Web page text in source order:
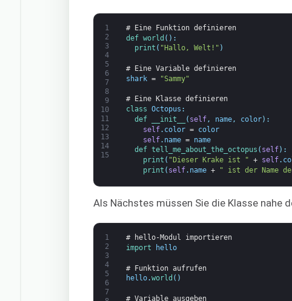
1
2
3
4
5
6
7
8
9
10
11
12
13
14
15
# Eine Funktion definieren
def world ( ) :
print ( "Hallo, Welt!" )
# Eine Variable definieren
shark = "Sammy"
# Eine Klasse definieren
class Octopus :
def
__init__ ( self, name, color) :
self. color = color
self. name = name
def tell_me_about_the_octopus ( self) :
print ( "Dieser Krake ist " + self.
print ( self. name + " ist der Name
Als Nächstes müssen Sie die Klasse nahe
1
2
3
4
5
6
7
# hello-Modul importieren
import
hello
# Funktion aufrufen
hello.world ( )
# Variable ausgeben